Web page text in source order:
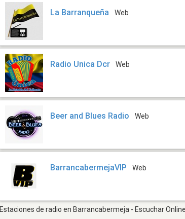
La Barranqueña Web
Radio Unica Dcr Web
Beer and Blues Radio Web
BarrancabermejaVIP Web
Estaciones de radio en Barrancabermeja - Escuchar